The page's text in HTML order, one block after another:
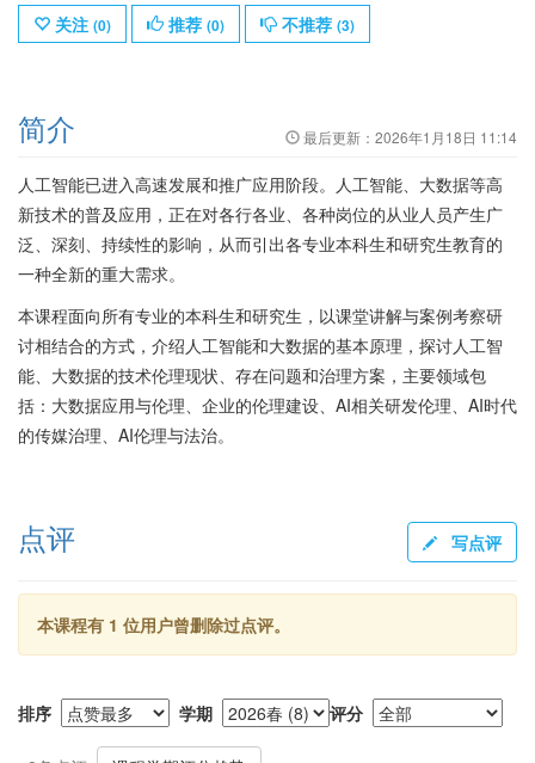
关注 (0) 推荐 (0) 不推荐 (3)
简介 最后更新： 2026年1月18日 11:14
人工智能已进入高速发展和推广应用阶段。人工智能、大数据等高
新技术的普及应用，正在对各行各业、各种岗位的从业人员产生广
泛、深刻、持续性的影响，从而引出各专业本科生和研究生教育的
一种全新的重大需求。
本课程面向所有专业的本科生和研究生，以课堂讲解与案例考察研
讨相结合的方式，介绍人工智能和大数据的基本原理，探讨人工智
能、大数据的技术伦理现状、存在问题和治理方案，主要领域包
括：大数据应用与伦理、企业的伦理建设、AI相关研发伦理、AI时代
的传媒治理、AI伦理与法治。
点评 写点评
本课程有 1 位用户曾删除过点评。
排序 学期 评分